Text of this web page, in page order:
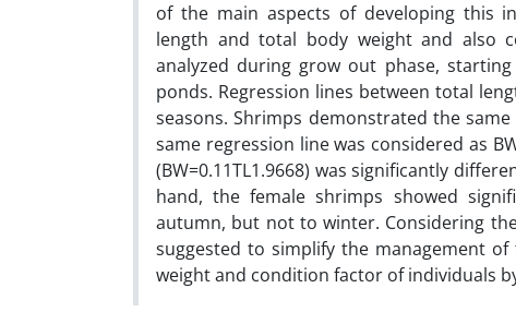
of the main aspects of developing this
length and total body weight and also
analyzed during grow out phase,
ponds. Regression lines between total
seasons. Shrimps demonstrated the
same regression line was considered as
(BW=0.11TL1.9668) was significantly
hand, the female shrimps showed
autumn, but not to winter. Considering
suggested to simplify the management
weight and condition factor of individuals